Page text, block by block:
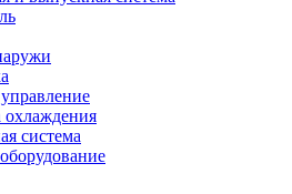
охлаждения
система